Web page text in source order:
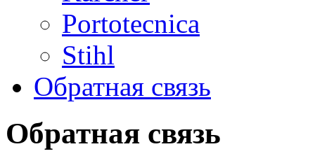
Portotecnica
Stihl
Обратная связь
Обратная связь